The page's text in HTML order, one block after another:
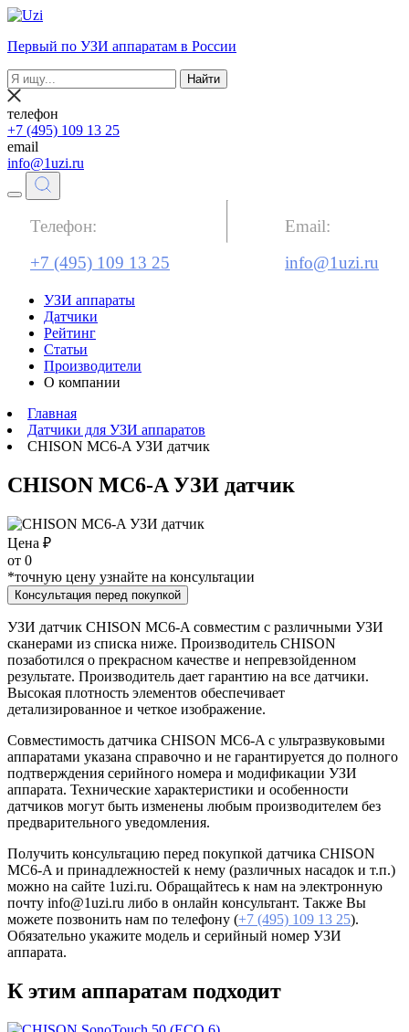
Первый по УЗИ аппаратам в России
Найти
телефон
+7 (495) 109 13 25
email
info@1uzi.ru
Телефон:
+7 (495) 109 13 25
Email:
info@1uzi.ru
УЗИ аппараты
Датчики
Рейтинг
Статьи
Производители
О компании
Главная
Датчики для УЗИ аппаратов
CHISON MC6-A УЗИ датчик
CHISON MC6-A УЗИ датчик
Цена ₽
от 0
*точную цену узнайте на консультации
Консультация перед покупкой
УЗИ датчик CHISON MC6-A совместим с различными УЗИ
сканерами из списка ниже. Производитель CHISON
позаботился о прекрасном качестве и непревзойденном
результате. Производитель дает гарантию на все датчики.
Высокая плотность элементов обеспечивает
детализированное и четкое изображение.
Совместимость датчика CHISON MC6-A с ультразвуковыми
аппаратами указана справочно и не гарантируется до полного
подтверждения серийного номера и модификации УЗИ
аппарата. Технические характеристики и особенности
датчиков могут быть изменены любым производителем без
предварительного уведомления.
Получить консультацию перед покупкой датчика CHISON
MC6-A и принадлежностей к нему (различных насадок и т.п.)
можно на сайте 1uzi.ru. Обращайтесь к нам на электронную
почту info@1uzi.ru либо в онлайн консультант. Также Вы
можете позвонить нам по телефону (+7 (495) 109 13 25).
Обязательно укажите модель и серийный номер УЗИ
аппарата.
К этим аппаратам подходит